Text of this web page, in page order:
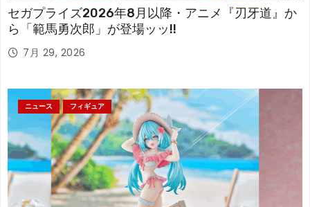
セガプライズ2026年8月以降・アニメ『刃牙道』か
ら「範馬勇次郎」が登場ッッ!!
7月 29, 2026
ニュース フィギュア